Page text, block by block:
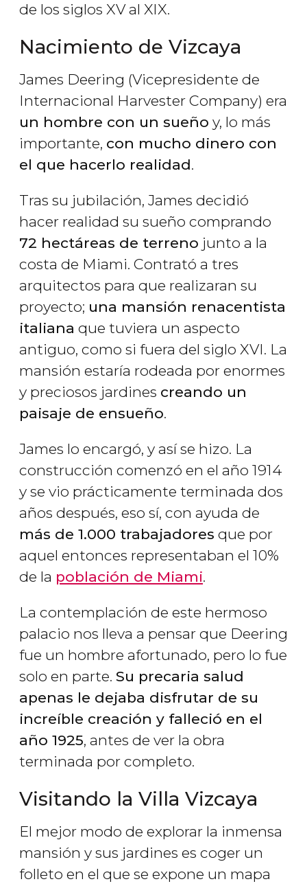
de los siglos XV al XIX.
Nacimiento de Vizcaya
James Deering (Vicepresidente de
Internacional Harvester Company) era
un hombre con un sueño y, lo más
importante, con mucho dinero con
el que hacerlo realidad.
Tras su jubilación, James decidió
hacer realidad su sueño comprando
72 hectáreas de terreno junto a la
costa de Miami. Contrató a tres
arquitectos para que realizaran su
proyecto; una mansión renacentista
italiana que tuviera un aspecto
antiguo, como si fuera del siglo XVI. La
mansión estaría rodeada por enormes
y preciosos jardines creando un
paisaje de ensueño.
James lo encargó, y así se hizo. La
construcción comenzó en el año 1914
y se vio prácticamente terminada dos
años después, eso sí, con ayuda de
más de 1.000 trabajadores que por
aquel entonces representaban el 10%
de la población de Miami.
La contemplación de este hermoso
palacio nos lleva a pensar que Deering
fue un hombre afortunado, pero lo fue
solo en parte. Su precaria salud
apenas le dejaba disfrutar de su
increíble creación y falleció en el
año 1925, antes de ver la obra
terminada por completo.
Visitando la Villa Vizcaya
El mejor modo de explorar la inmensa
mansión y sus jardines es coger un
folleto en el que se expone un mapa